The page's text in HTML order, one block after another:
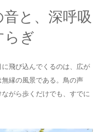
と、深呼吸
らぎ
飛び込んでくるのは、広が
縁の風景である。鳥の声
がら歩くだけでも、すでに